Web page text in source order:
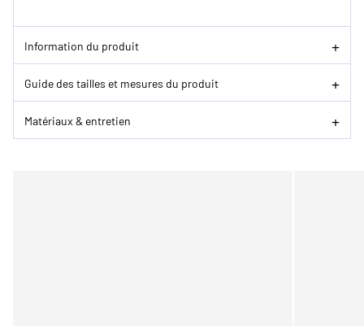
Information du produit
Guide des tailles et mesures du produit
Matériaux & entretien